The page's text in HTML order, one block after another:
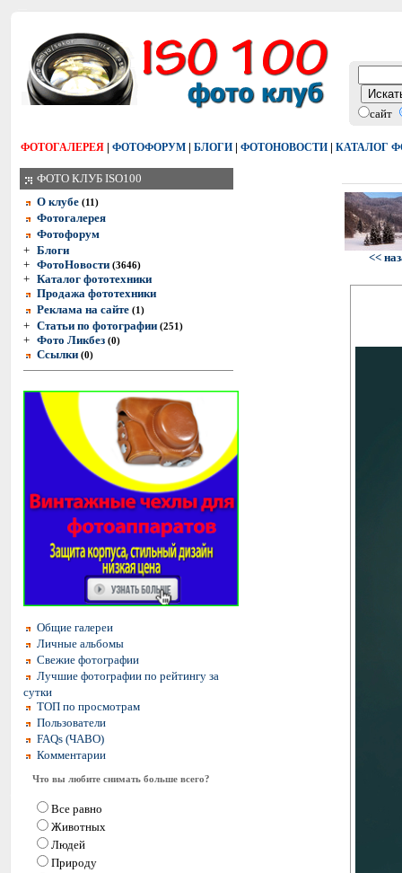
сайт
ФОТОГАЛЕРЕЯ | ФОТОФОРУМ | БЛОГИ | ФОТОНОВОСТИ | КАТАЛОГ
ФОТО КЛУБ ISO100
О клубе (11)
Фотогалерея
Фотофорум
+ Блоги
+ ФотоНовости (3646)
+ Каталог фототехники
Продажа фототехники
Реклама на сайте (1)
+ Статьи по фотографии (251)
+ Фото Ликбез (0)
Ссылки (0)
Общие галереи
Личные альбомы
Свежие фотографии
Лучшие фотографии по рейтингу за
сутки
ТОП по просмотрам
Пользователи
FAQs (ЧАВО)
Комментарии
Что вы любите снимать больше всего?
Все равно
Животных
Людей
Природу
<<